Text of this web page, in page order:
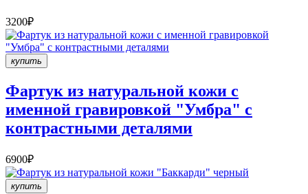
3200₽
купить
Фартук из натуральной кожи с
именной гравировкой "Умбра" с
контрастными деталями
6900₽
купить